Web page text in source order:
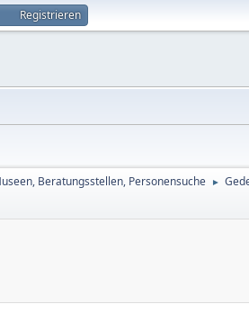
Registrieren
Beratungsstellen, Personensuche ►